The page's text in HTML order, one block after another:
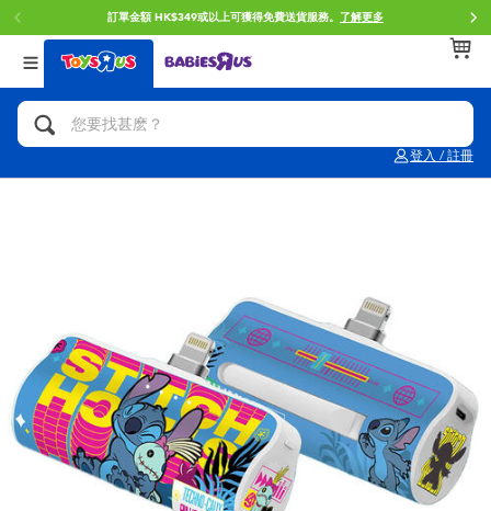
訂單金額 HK$349或以上可獲得免費送貨服務。 了解更多
登入 / 註冊
返回
分類目錄
人氣英雄,角色扮演,射擊玩具
玩具車,貨車,火車及遙控系列
手工藝,文具,蠟筆,泥膠,畫板
娃娃, 芭比,收藏公仔
電子玩具
返回
品牌
Brunch Brother 早午餐兄弟
Play-Doh培樂多
Pokemon寶可夢
playpop
返回
年齢
0~2歳
12~14歳
14歳以上